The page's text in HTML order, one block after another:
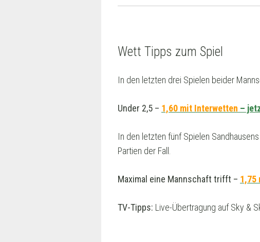
Wett Tipps zum Spiel
In den letzten drei Spielen beider
Under 2,5 – 1,60 mit Interwetten –
In den letzten fünf Spielen
Partien der Fall.
Maximal eine Mannschaft trifft – 1,75
TV-Tipps: Live-Übertragung auf Sky &